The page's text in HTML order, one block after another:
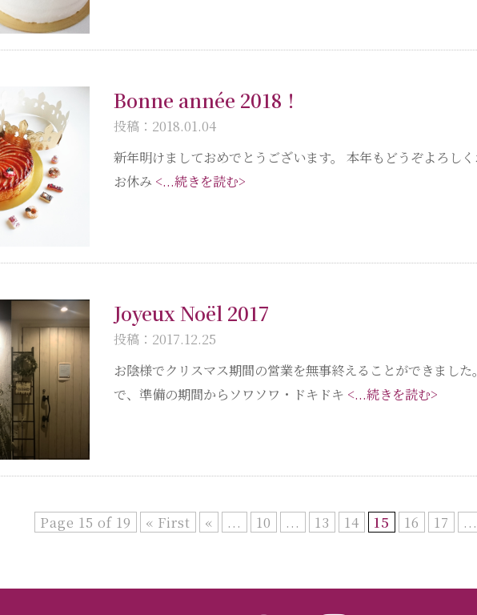
Bonne année 2018！
投稿：2018.01.04
新年明けましておめでとうございます。 本年もどうぞよろし
お休み <...続きを読む>
Joyeux Noël 2017
投稿：2017.12.25
お陰様でクリスマス期間の営業を無事終えることができまし
で、準備の期間からソワソワ・ドキドキ <...続きを読む>
Page 15 of 19 « First « ... 10 ... 13 14 15 16 17 ...